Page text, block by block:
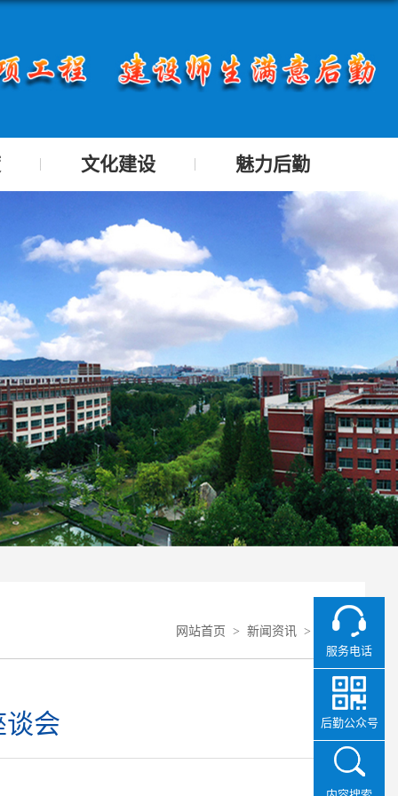
文化建设 魅力后勤
网站首页 > 新闻资讯 > 正文
谈会
服务电话
后勤公众号